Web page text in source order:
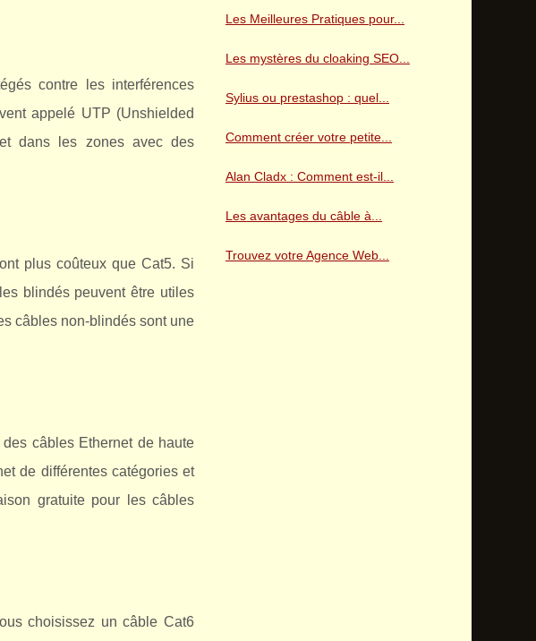
contre les interférences
appelé UTP (Unshielded
dans les zones avec des
plus coûteux que Cat5. Si
blindés peuvent être utiles
câbles non-blindés sont une
câbles Ethernet de haute
de différentes catégories et
gratuite pour les câbles
choisissez un câble Cat6
Les Meilleures Pratiques pour...
Les mystères du cloaking SEO...
Sylius ou prestashop : quel...
Comment créer votre petite...
Alan Cladx : Comment est-il...
Les avantages du câble à...
Trouvez votre Agence Web...